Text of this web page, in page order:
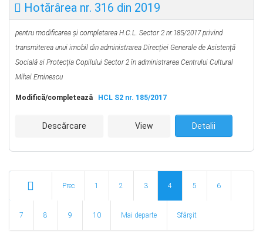
Hotărârea nr. 316 din 2019
pentru modificarea și completarea H.C.L. Sector 2 nr.185/2017 privind
transmiterea unui imobil din administrarea Direcției Generale de Asistențǎ
Socialǎ si Protecția Copilului Sector 2 în administrarea Centrului Cultural
Mihai Eminescu
Modifică/completează HCL S2 nr. 185/2017
Descărcare View Detalii
Prec 1 2 3 4 5 6
7 8 9 10 Mai departe Sfârșit